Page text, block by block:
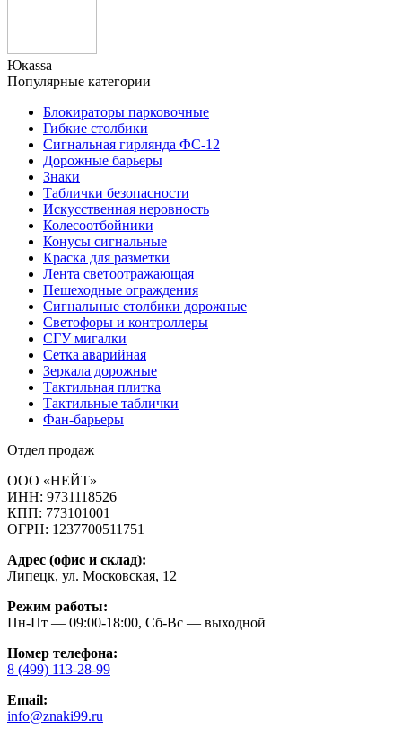
Юкаssа
Популярные категории
Блокираторы парковочные
Гибкие столбики
Сигнальная гирлянда ФС-12
Дорожные барьеры
Знаки
Таблички безопасности
Искусственная неровность
Колесоотбойники
Конусы сигнальные
Краска для разметки
Лента светоотражающая
Пешеходные ограждения
Сигнальные столбики дорожные
Светофоры и контроллеры
СГУ мигалки
Cетка аварийная
Зеркала дорожные
Тактильная плитка
Тактильные таблички
Фан-барьеры
Отдел продаж
ООО «НЕЙТ»
ИНН: 9731118526
КПП: 773101001
ОГРН: 1237700511751
Адрес (офис и склад):
Липецк, ул. Московская, 12
Режим работы:
Пн-Пт — 09:00-18:00, Сб-Вс — выходной
Номер телефона:
8 (499) 113-28-99
Email:
info@znaki99.ru